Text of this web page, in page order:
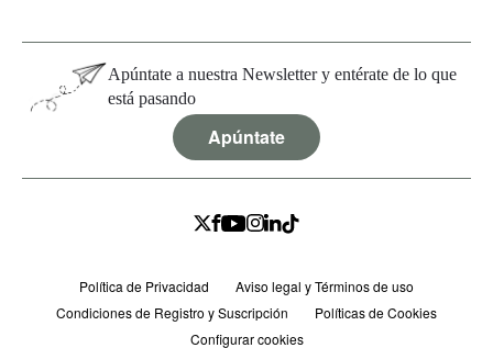
Apúntate a nuestra Newsletter y entérate de lo que
está pasando
Apúntate
Política de Privacidad
Aviso legal y Términos de uso
Condiciones de Registro y Suscripción
Políticas de Cookies
Configurar cookies